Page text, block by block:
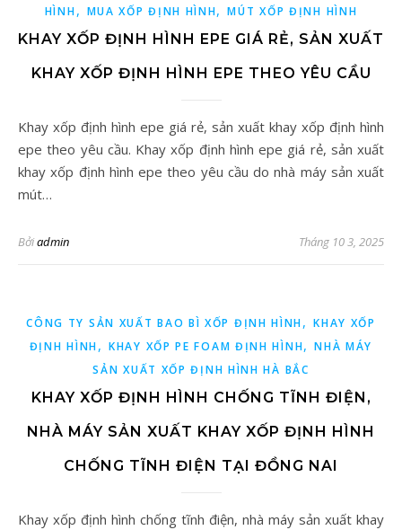
HÌNH, MUA XỐP ĐỊNH HÌNH,MÚT XỐP ĐỊNH HÌNH
KHAY XỐP ĐỊNH HÌNH EPE GIÁ RẺ, SẢN XUẤT
KHAY XỐP ĐỊNH HÌNH EPE THEO YÊU CẦU
Khay xốp định hình epe giá rẻ, sản xuất khay xốp định hình
epe theo yêu cầu. Khay xốp định hình epe giá rẻ, sản xuất
khay xốp định hình epe theo yêu cầu do nhà máy sản xuất
mút…
Bởiadmin Tháng 10 3, 2025
CÔNG TY SẢN XUẤT BAO BÌ XỐP ĐỊNH HÌNH,KHAY XỐP
ĐỊNH HÌNH,KHAY XỐP PE FOAM ĐỊNH HÌNH,NHÀ MÁY
SẢN XUẤT XỐP ĐỊNH HÌNH HÀ BẮC
KHAY XỐP ĐỊNH HÌNH CHỐNG TĨNH ĐIỆN,
NHÀ MÁY SẢN XUẤT KHAY XỐP ĐỊNH HÌNH
CHỐNG TĨNH ĐIỆN TẠI ĐỒNG NAI
Khay xốp định hình chống tĩnh điện, nhà máy sản xuất khay